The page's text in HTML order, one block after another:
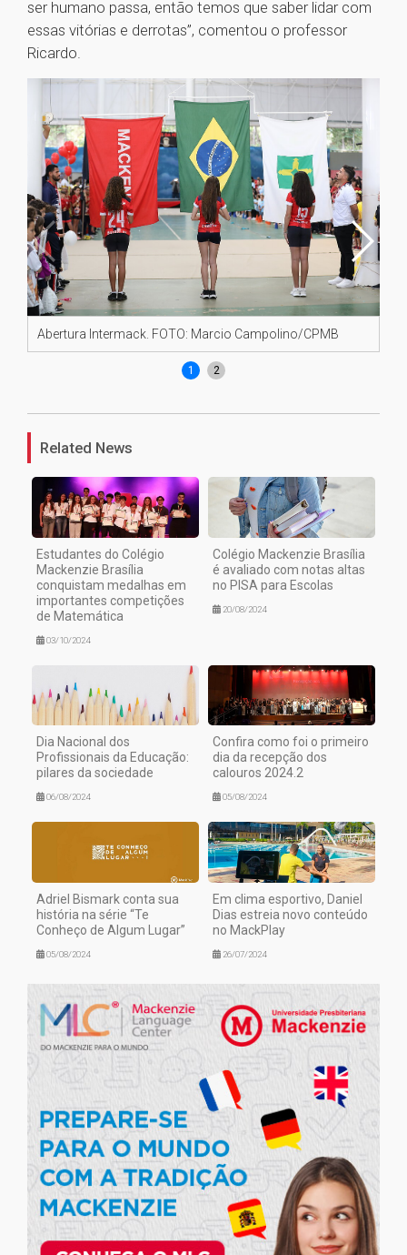
ser humano passa, então temos que saber lidar com
essas vitórias e derrotas”, comentou o professor
Ricardo.
Abertura Intermack. FOTO: Marcio Campolino/CPMB
1 2
Related News
Estudantes do Colégio
Mackenzie Brasília
conquistam medalhas em
importantes competições
de Matemática
03/10/2024
Colégio Mackenzie Brasília
é avaliado com notas altas
no PISA para Escolas
20/08/2024
Dia Nacional dos
Profissionais da Educação:
pilares da sociedade
06/08/2024
Confira como foi o primeiro
dia da recepção dos
calouros 2024.2
05/08/2024
Adriel Bismark conta sua
história na série “Te
Conheço de Algum Lugar”
05/08/2024
Em clima esportivo, Daniel
Dias estreia novo conteúdo
no MackPlay
26/07/2024